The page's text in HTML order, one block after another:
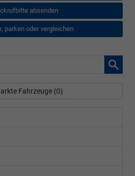
absenden
parken oder vergleichen
Fahrzeuge (0)